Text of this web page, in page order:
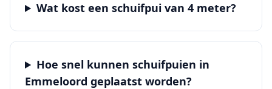
Wat kost een schuifpui van 4 meter?
Hoe snel kunnen schuifpuien in
Emmeloord geplaatst worden?